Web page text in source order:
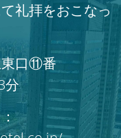
礼拝をおこなっ
東口⑪番
分